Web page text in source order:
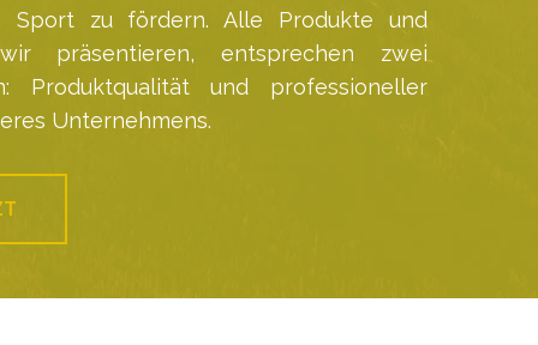
Sport zu fördern. Alle Produkte und
präsentieren, entsprechen zwei
Produktqualität und professioneller
Unternehmens.